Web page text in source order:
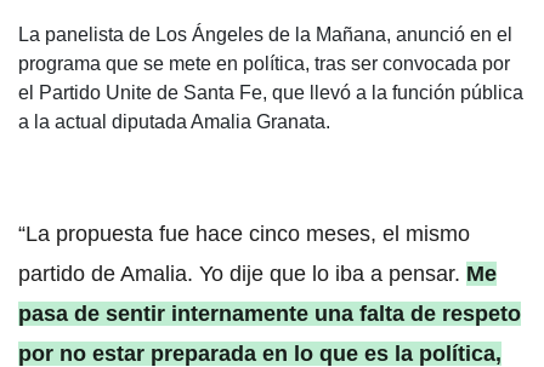
La panelista de Los Ángeles de la Mañana, anunció en el
programa que se mete en política, tras ser convocada por
el Partido Unite de Santa Fe, que llevó a la función pública
a la actual diputada Amalia Granata.
“La propuesta fue hace cinco meses, el mismo
partido de Amalia. Yo dije que lo iba a pensar. Me
pasa de sentir internamente una falta de respeto
por no estar preparada en lo que es la política,